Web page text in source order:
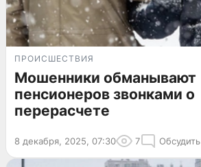
ПРОИСШЕСТВИЯ
Мошенники обманывают
пенсионеров звонками о
перерасчете
8 декабря, 2025, 07:30 7 Обсудить